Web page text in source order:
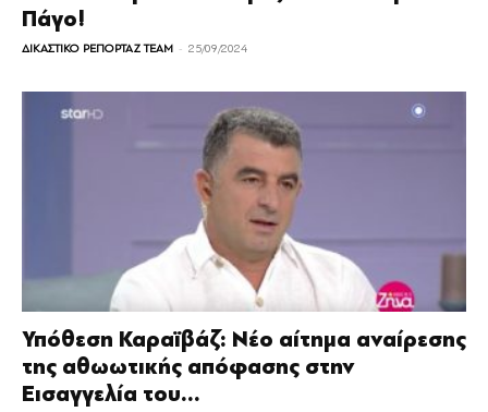
Πάγο!
ΔΙΚΑΣΤΙΚΟ ΡΕΠΟΡΤΑΖ TEAM - 25/09/2024
Υπόθεση Καραϊβάζ: Νέο αίτημα αναίρεσης
της αθωωτικής απόφασης στην
Εισαγγελία του...